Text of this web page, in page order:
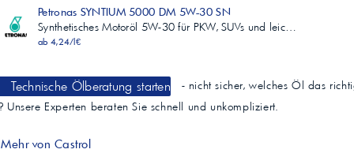
Petronas SYNTIUM 5000 DM 5W-30 SN
Synthetisches Motoröl 5W-30 für PKW, SUVs und leic…
ab 4,24/l€
Technische Ölberatung starten
- nicht sicher, welches Öl das
Unsere Experten beraten Sie schnell und unkompliziert.
Mehr von Castrol